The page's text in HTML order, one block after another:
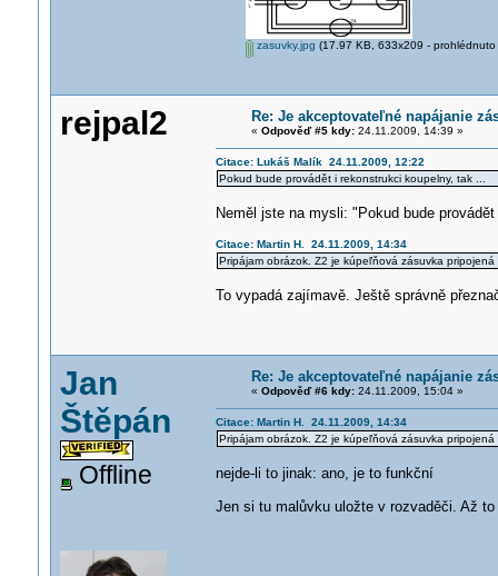
zasuvky.jpg (17.97 KB, 633x209 - prohlédnuto
rejpal2 Re: Je akceptovateľné napájanie
« Odpověď #5 kdy:24.11.2009, 14:39 »
Citace: Lukáš Malík 24.11.2009, 12:22
Pokud bude provádět i rekonstrukci koupelny, tak ...
Neměl jste na mysli: "Pokud bude
Citace: Martin H. 24.11.2009, 14:34
Pripájam obrázok. Z2 je kúpeľňová zásuvka
To vypadá zajímavě. Ještě správně
Jan
Štěpán
Offline
Re: Je akceptovateľné napájanie
« Odpověď #6 kdy:24.11.2009, 15:04 »
Citace: Martin H. 24.11.2009, 14:34
Pripájam obrázok. Z2 je kúpeľňová zásuvka
nejde-li to jinak: ano, je to funkční
Jen si tu malůvku uložte v rozvaděči. Až